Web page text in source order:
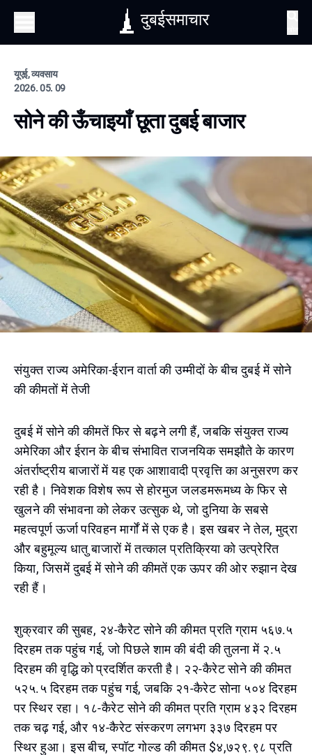
दुबईसमाचार
यूएई, व्यवसाय
2026. 05. 09
सोने की ऊँचाइयाँ छूता दुबई बाजार
संयुक्त राज्य अमेरिका-ईरान वार्ता की उम्मीदों के बीच दुबई में सोने
की कीमतों में तेजी
दुबई में सोने की कीमतें फिर से बढ़ने लगी हैं, जबकि संयुक्त राज्य
अमेरिका और ईरान के बीच संभावित राजनयिक समझौते के कारण
अंतर्राष्ट्रीय बाजारों में यह एक आशावादी प्रवृत्ति का अनुसरण कर
रही है। निवेशक विशेष रूप से होरमुज जलडमरूमध्य के फिर से
खुलने की संभावना को लेकर उत्सुक थे, जो दुनिया के सबसे
महत्वपूर्ण ऊर्जा परिवहन मार्गों में से एक है। इस खबर ने तेल, मुद्रा
और बहुमूल्य धातु बाजारों में तत्काल प्रतिक्रिया को उत्प्रेरित
किया, जिसमें दुबई में सोने की कीमतें एक ऊपर की ओर रुझान देख
रही हैं।
शुक्रवार की सुबह, २४-कैरेट सोने की कीमत प्रति ग्राम ५६७.५
दिरहम तक पहुंच गई, जो पिछले शाम की बंदी की तुलना में २.५
दिरहम की वृद्धि को प्रदर्शित करती है। २२-कैरेट सोने की कीमत
५२५.५ दिरहम तक पहुंच गई, जबकि २१-कैरेट सोना ५०४ दिरहम
पर स्थिर रहा। १८-कैरेट सोने की कीमत प्रति ग्राम ४३२ दिरहम
तक चढ़ गई, और १४-कैरेट संस्करण लगभग ३३७ दिरहम पर
स्थिर हुआ। इस बीच, स्पॉट गोल्ड की कीमत $४,७२९.९८ प्रति